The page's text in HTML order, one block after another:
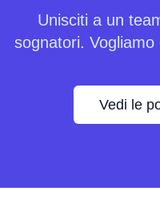
Unisciti a un
sognatori.
Vedi le